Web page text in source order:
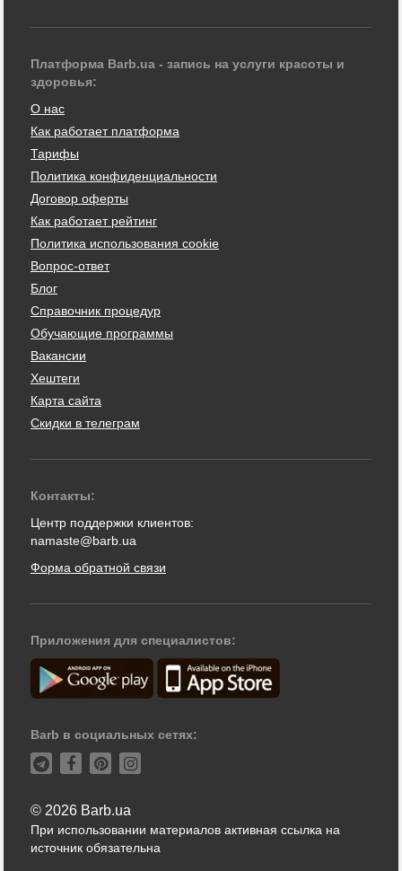
Платформа Barb.ua - запись на услуги красоты и
здоровья:
О нас
Как работает платформа
Тарифы
Политика конфиденциальности
Договор оферты
Как работает рейтинг
Политика использования cookie
Вопрос-ответ
Блог
Справочник процедур
Обучающие программы
Вакансии
Хештеги
Карта сайта
Скидки в телеграм
Контакты:
Центр поддержки клиентов:
namaste@barb.ua
Форма обратной связи
Приложения для специалистов:
Barb в социальных сетях:
© 2026 Barb.ua
При использовании материалов активная ссылка на
источник обязательна